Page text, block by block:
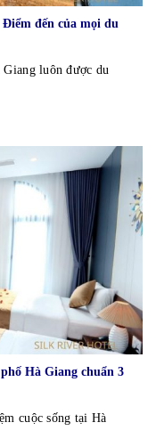
đến của mọi du
luôn được du
Hà Giang chuẩn 3
cuộc sống tại Hà